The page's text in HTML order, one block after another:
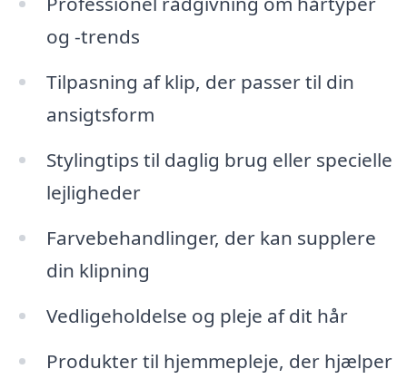
og -trends
Tilpasning af klip, der passer til din
ansigtsform
Stylingtips til daglig brug eller specielle
lejligheder
Farvebehandlinger, der kan supplere
din klipning
Vedligeholdelse og pleje af dit hår
Produkter til hjemmepleje, der hjælper